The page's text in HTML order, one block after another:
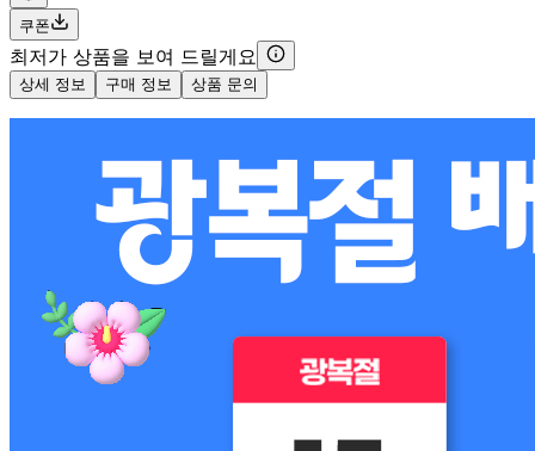
쿠폰
최저가 상품을 보여 드릴게요
상세 정보 구매 정보 상품 문의